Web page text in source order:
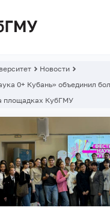
Новости
0+ Кубань» объединил
площадках КубГМУ